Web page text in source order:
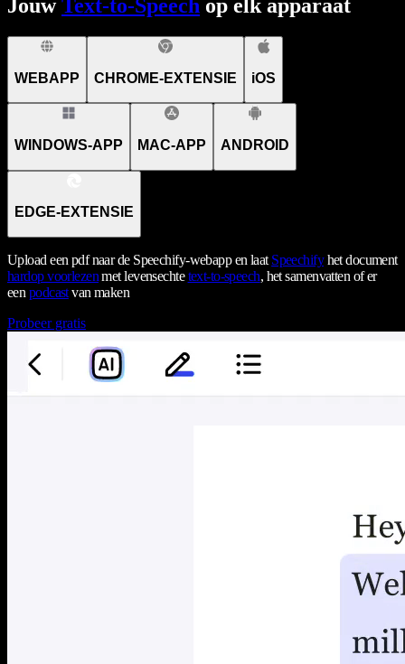
JouwText-to-Speech op elk apparaat
WEBAPP CHROME-EXTENSIE iOS
WINDOWS-APP MAC-APP ANDROID
EDGE-EXTENSIE
Upload een pdf naar de Speechify-webapp en laat Speechifyhet document
hardop voorlezenmet levensechtetext-to-speech, het samenvatten of er
een podcastvan maken
Probeer gratis